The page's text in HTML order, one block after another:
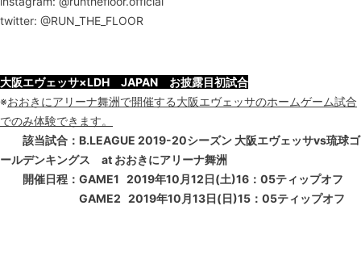
twitter: @RUN_THE_FLOOR
大阪エヴェッサ×LDH JAPAN お披露目初試合
※おおきにアリーナ舞洲で開催する大阪エヴェッサのホームゲーム試合
でのみ体験できます。
該当試合：B.LEAGUE 2019-20シーズン 大阪エヴェッサvs琉球ゴ
ールデンキングス at おおきにアリーナ舞洲
開催日程：GAME1 2019年10月12日(土)16：05ティップオフ
GAME2 2019年10月13日(日)15：05ティップオフ